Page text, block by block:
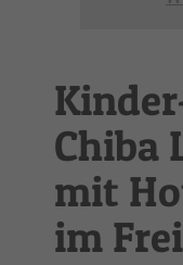
Chiba
mit
im